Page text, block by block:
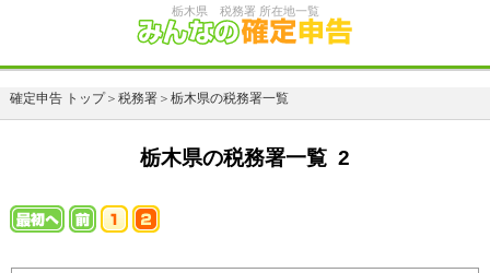
栃木県 税務署 所在地一覧
確定申告 トップ＞ 税務署＞ 栃木県の税務署一覧
栃木県の税務署一覧 2